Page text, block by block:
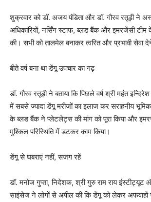
शुक्रवार को डॉ. अजय पंडिता और डॉ. गौरव रतूड़ी ने
अधिकारियों, नर्सिंग स्टाफ, ब्लड बैंक और इमरजेंसी
की। सभी को तालमेल बनाकर त्वरित और प्रभावी सेवा
बीते वर्ष बना था डेंगू उपचार का गढ़
डॉ. गौरव रतूड़ी ने बताया कि पिछले वर्ष श्री महंत
में सबसे ज्यादा डेंगू मरीजों का इलाज कर सराहनीय
के ब्लड बैंक ने प्लेटलेट्स की मांग को पूरा किया और
मुश्किल परिस्थिति में डटकर काम किया।
डेंगू से घबराएं नहीं, सजग रहें
डॉ. मनोज गुप्ता, निदेशक, श्री गुरु राम राय
साइंसेज ने लोगों से अपील की कि डेंगू को लेकर